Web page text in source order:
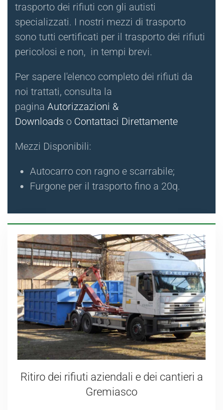
trasporto dei rifiuti con gli autisti
specializzati. I nostri mezzi di trasporto
sono tutti certificati per il trasporto dei rifiuti
pericolosi e non, in tempi brevi.
Per sapere l'elenco completo dei rifiuti da
noi trattati, consulta la
pagina Autorizzazioni &
Downloads o Contattaci Direttamente
Mezzi Disponibili:
Autocarro con ragno e scarrabile;
Furgone per il trasporto fino a 20q.
Ritiro dei rifiuti aziendali e dei cantieri a
Gremiasco